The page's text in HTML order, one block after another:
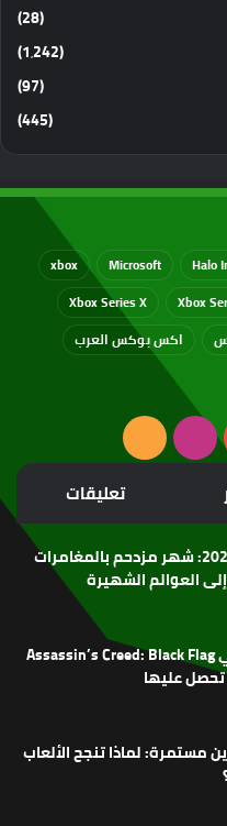
(28)
(1٬242)
(97)
(445)
Halo
Microsoft
xbox
Xbox
Xbox Series X
اكس بوكس العرب
انستقرامملخص
الموقع
RSS
تعليقات
ألعاب أغسطس 2026: شهر مزدحم بالمغامرات
العوالم الشهيرة
جميع الأسلحة في Assassin’s Creed: Black Flag
مستمرة: لماذا تنجح الألعاب